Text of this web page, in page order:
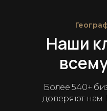
Более 540+
доверяют
Наши